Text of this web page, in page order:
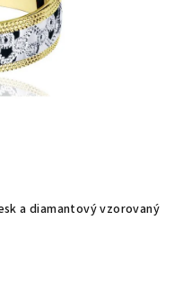
a diamantový vzorovaný